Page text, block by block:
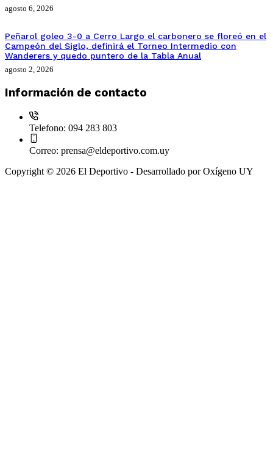
agosto 6, 2026
Peñarol goleo 3-0 a Cerro Largo el carbonero se floreó en el
Campeón del Siglo, definirá el Torneo Intermedio con
Wanderers y quedo puntero de la Tabla Anual
agosto 2, 2026
Información de contacto
Telefono: 094 283 803
Correo: prensa@eldeportivo.com.uy
Copyright © 2026 El Deportivo - Desarrollado por Oxígeno UY